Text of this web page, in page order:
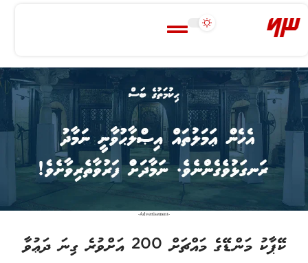
-Advertisement-
ކޭޕާކު މަންޑޭގެ މައްޗަށް 200 އަށްވުރެ ގިނަ ދަޢުވާ